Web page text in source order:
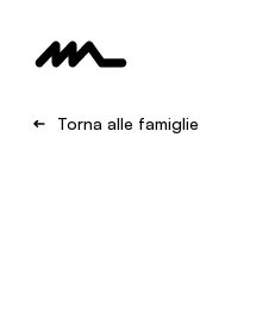
Torna alle famiglie